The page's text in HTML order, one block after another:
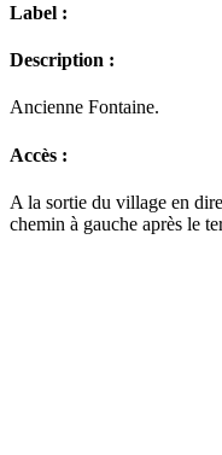
Label :
Description :
Ancienne Fontaine.
Accès :
A la sortie du village en
chemin à gauche après le